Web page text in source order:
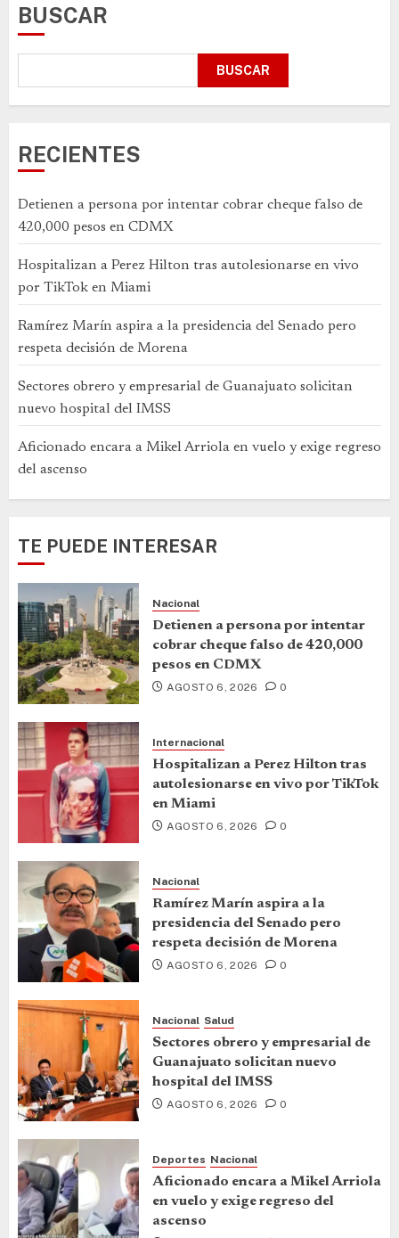
BUSCAR
BUSCAR
RECIENTES
Detienen a persona por intentar cobrar cheque falso de
420,000 pesos en CDMX
Hospitalizan a Perez Hilton tras autolesionarse en vivo
por TikTok en Miami
Ramírez Marín aspira a la presidencia del Senado pero
respeta decisión de Morena
Sectores obrero y empresarial de Guanajuato solicitan
nuevo hospital del IMSS
Aficionado encara a Mikel Arriola en vuelo y exige regreso
del ascenso
TE PUEDE INTERESAR
Nacional
Detienen a persona por intentar
cobrar cheque falso de 420,000
pesos en CDMX
AGOSTO 6, 2026 0
Internacional
Hospitalizan a Perez Hilton tras
autolesionarse en vivo por TikTok
en Miami
AGOSTO 6, 2026 0
Nacional
Ramírez Marín aspira a la
presidencia del Senado pero
respeta decisión de Morena
AGOSTO 6, 2026 0
Nacional Salud
Sectores obrero y empresarial de
Guanajuato solicitan nuevo
hospital del IMSS
AGOSTO 6, 2026 0
Deportes Nacional
Aficionado encara a Mikel Arriola
en vuelo y exige regreso del
ascenso